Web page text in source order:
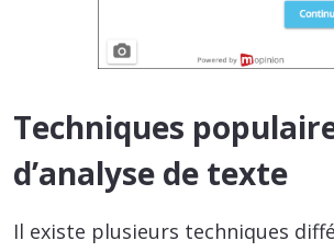
Techniques
d’analyse de texte
Il existe plusieurs techniques